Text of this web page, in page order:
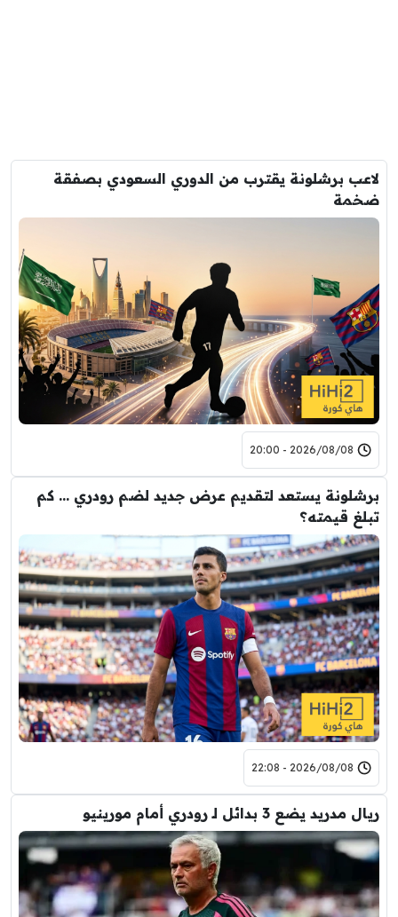
لاعب برشلونة يقترب من الدوري السعودي بصفقة
ضخمة
2026/08/08 - 20:00
برشلونة يستعد لتقديم عرض جديد لضم رودري … كم
تبلغ قيمته؟
2026/08/08 - 22:08
ريال مدريد يضع 3 بدائل لـ رودري أمام مورينيو